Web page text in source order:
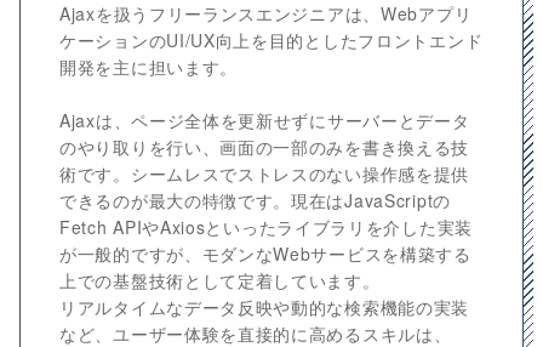
Ajaxを扱うフリーランスエンジニアは、Webアプリ
ケーションのUI/UX向上を目的としたフロントエンド
開発を主に担います。
Ajaxは、ページ全体を更新せずにサーバーとデータ
のやり取りを行い、画面の一部のみを書き換える技
術です。シームレスでストレスのない操作感を提供
できるのが最大の特徴です。現在はJavaScriptの
Fetch APIやAxiosといったライブラリを介した実装
が一般的ですが、モダンなWebサービスを構築する
上での基盤技術として定着しています。
リアルタイムなデータ反映や動的な検索機能の実装
など、ユーザー体験を直接的に高めるスキルは、